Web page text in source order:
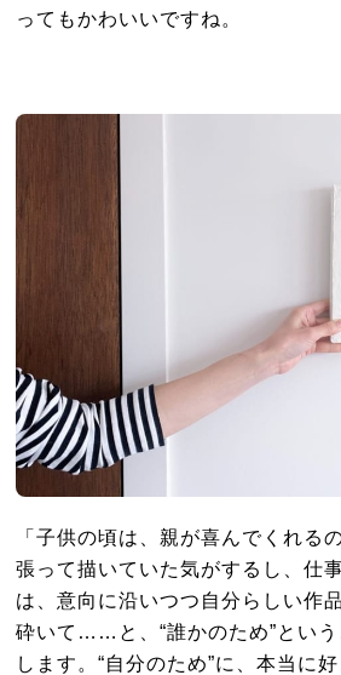
ってもかわいいですね。
「子供の頃は、親が喜んでくれる
張って描いていた気がするし、仕
は、意向に沿いつつ自分らしい作
砕いて……と、“誰かのため”とい
します。“自分のため”に、本当に